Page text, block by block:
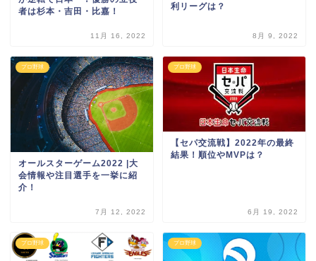
者は杉本・吉田・比嘉！
11月 16, 2022
利リーグは？
8月 9, 2022
プロ野球
オールスターゲーム2022 |大
会情報や注目選手を一挙に紹
介！
7月 12, 2022
プロ野球
【セパ交流戦】2022年の最終
結果！順位やMVPは？
6月 19, 2022
プロ野球 プロ野球